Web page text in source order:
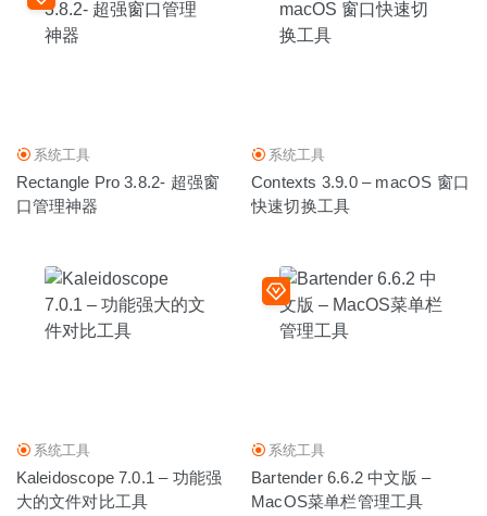
系统工具
Rectangle Pro 3.8.2- 超强窗
口管理神器
系统工具
Contexts 3.9.0 – macOS 窗口
快速切换工具
系统工具
Kaleidoscope 7.0.1 – 功能强
大的文件对比工具
系统工具
Bartender 6.6.2 中文版 –
MacOS菜单栏管理工具